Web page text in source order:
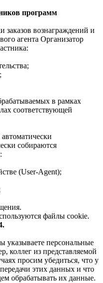
программ
заказов вознаграждений и
агента Организатор
в рамках
соответствующей
собираются
(User-Agent);
файлы cookie.
указываете персональные
коллег из представляемой
просим убедиться, что у
этих данных и что
обрабатывать их данные.